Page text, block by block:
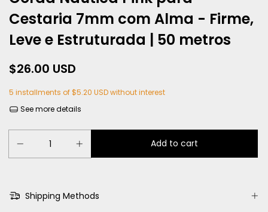
Cestaria 7mm com Alma - Firme,
Leve e Estruturada | 50 metros
$26.00 USD
5 installments of$5.20 USDwithout interest
See more details
Shipping Methods